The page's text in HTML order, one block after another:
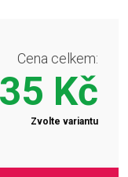
Cena celkem:
Kč
Zvolte variantu